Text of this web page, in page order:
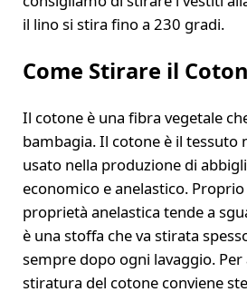
il lino si stira fino a 230 gradi.
Come Stirare il
Il cotone è una fibra vegetale
bambagia. Il cotone è il
usato nella produzione di
economico e anelastico.
proprietà anelastica tende a
è una stoffa che va stirata
sempre dopo ogni lavaggio. Per
stiratura del cotone conviene